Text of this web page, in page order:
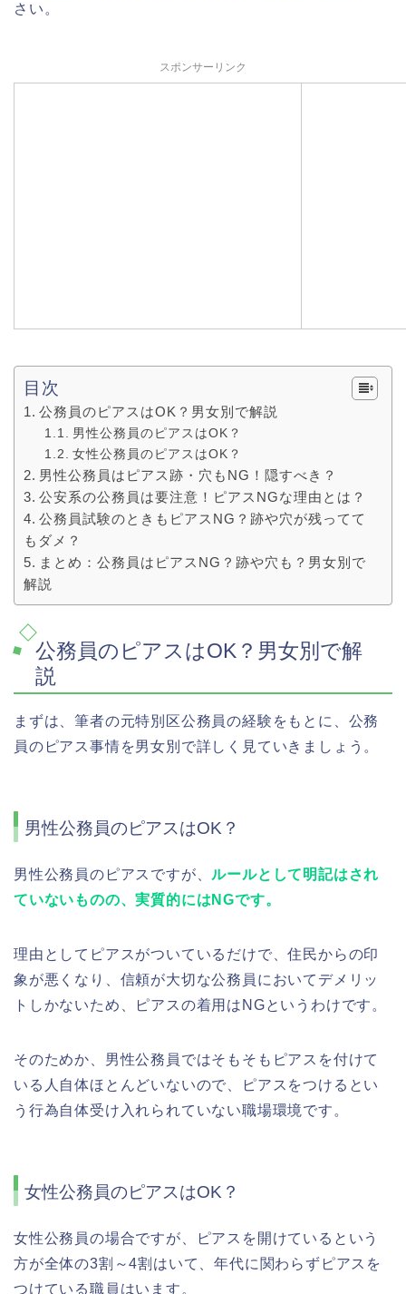
さい。
スポンサーリンク
目次
公務員のピアスはOK？男女別で解説
男性公務員のピアスはOK？
女性公務員のピアスはOK？
男性公務員はピアス跡・穴もNG！隠すべき？
公安系の公務員は要注意！ピアスNGな理由とは？
公務員試験のときもピアスNG？跡や穴が残ってて
もダメ？
まとめ：公務員はピアスNG？跡や穴も？男女別で
解説
公務員のピアスはOK？男女別で解
説
まずは、筆者の元特別区公務員の経験をもとに、公務
員のピアス事情を男女別で詳しく見ていきましょう。
男性公務員のピアスはOK？
男性公務員のピアスですが、 ルールとして明記はされ
ていないものの、実質的にはNGです。
理由としてピアスがついているだけで、住民からの印
象が悪くなり、信頼が大切な公務員においてデメリッ
トしかないため、ピアスの着用はNGというわけです。
そのためか、男性公務員ではそもそもピアスを付けて
いる人自体ほとんどいないので、ピアスをつけるとい
う行為自体受け入れられていない職場環境です。
女性公務員のピアスはOK？
女性公務員の場合ですが、ピアスを開けているという
方が全体の3割～4割はいて、年代に関わらずピアスを
つけている職員はいます。